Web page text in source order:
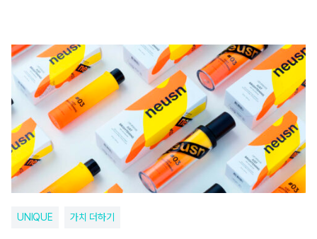
UNIQUE 가치 더하기